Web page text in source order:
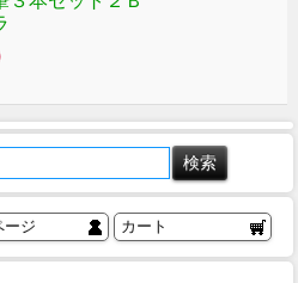
ージ カート